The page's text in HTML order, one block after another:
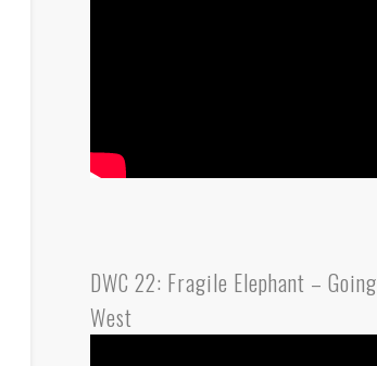
DWC 22: Fragile Elephant – Going
West